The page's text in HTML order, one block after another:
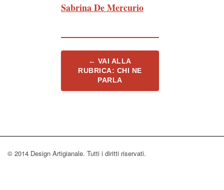
Sabrina De Mercurio
← VAI ALLA
RUBRICA: CHI NE
PARLA
© 2014 Design Artigianale. Tutti i diritti riservati.